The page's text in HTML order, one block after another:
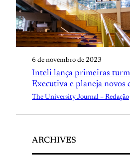
6 de novembro de 2023
Inteli lança primeiras
Executiva e planeja novos
The University Journal – Redação
ARCHIVES